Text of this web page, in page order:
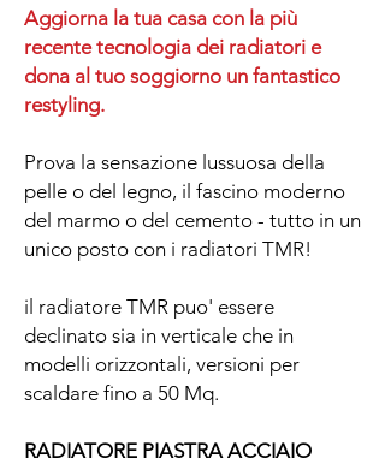
Aggiorna la tua casa con la più
recente tecnologia dei radiatori e
dona al tuo soggiorno un fantastico
restyling.
Prova la sensazione lussuosa della
pelle o del legno, il fascino moderno
del marmo o del cemento - tutto in un
unico posto con i radiatori TMR!
il radiatore TMR puo' essere
declinato sia in verticale che in
modelli orizzontali, versioni per
scaldare fino a 50 Mq.
RADIATORE PIASTRA ACCIAIO